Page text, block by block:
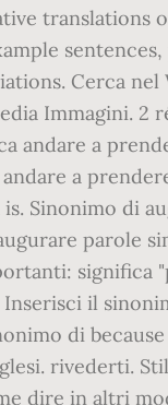
translations
sentences,
Cerca nel
Immagini. 2
andare a
a
Sinonimo di
parole
significa
il
di
rivederti.
dire in altri